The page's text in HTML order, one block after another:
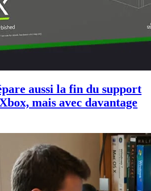
aussi la fin du support
mais avec davantage